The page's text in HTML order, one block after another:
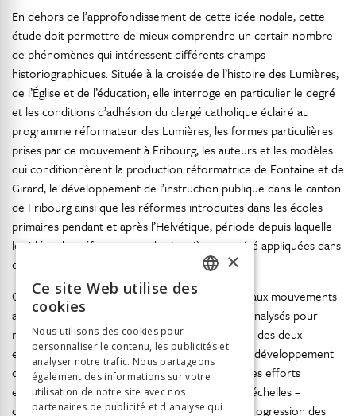
En dehors de l’approfondissement de cette idée nodale, cette
étude doit permettre de mieux comprendre un certain nombre
de phénomènes qui intéressent différents champs
historiographiques. Située à la croisée de l’histoire des Lumières,
de l’Église et de l’éducation, elle interroge en particulier le degré
et les conditions d’adhésion du clergé catholique éclairé au
programme réformateur des Lumières, les formes particulières
prises par ce mouvement à Fribourg, les auteurs et les modèles
qui conditionnèrent la production réformatrice de Fontaine et de
Girard, le développement de l’instruction publique dans le canton
de Fribourg ainsi que les réformes introduites dans les écoles
primaires pendant et après l’Helvétique, période depuis laquelle
les idées des réformateurs des Lumières ont été appliquées dans
des contextes institutionnels nouveaux.
Cet ouvrage accorde également une large part aux mouvements
antagonistes à Fontaine et à Girard, qui seront analysés pour
mieux saisir à la fois les fondements intellectuels des deux
ecclésiastiques et les obstacles qui freinèrent le développement
des Lumières à Fribourg. Ce faisant, il étudiera les efforts
entrepris par le clergé ultramontain à plusieurs échelles –
diocèse, nonciature, Rome – pour endiguer la progression des
ITALIAN
×
Ce site Web utilise des
cookies
Nous utilisons des cookies pour
personnaliser le contenu, les publicités et
analyser notre trafic. Nous partageons
également des informations sur votre
utilisation de notre site avec nos
partenaires de publicité et d'analyse qui